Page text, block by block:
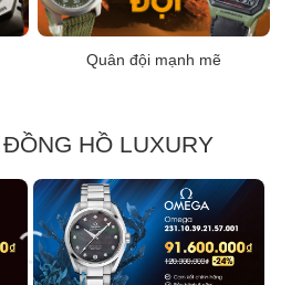
Quân đội mạnh mẽ
HỒ LUXURY